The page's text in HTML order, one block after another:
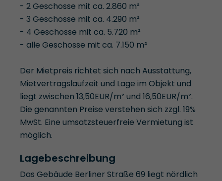
- 2 Geschosse mit ca. 2.860 m²
- 3 Geschosse mit ca. 4.290 m²
- 4 Geschosse mit ca. 5.720 m²
- alle Geschosse mit ca. 7.150 m²
Der Mietpreis richtet sich nach Ausstattung,
Mietvertragslaufzeit und Lage im Objekt und
liegt zwischen 13,50EUR/m² und 16,50EUR/m².
Die genannten Preise verstehen sich zzgl. 19%
MwSt. Eine umsatzsteuerfreie Vermietung ist
möglich.
Lagebeschreibung
Das Gebäude Berliner Straße 69 liegt nördlich